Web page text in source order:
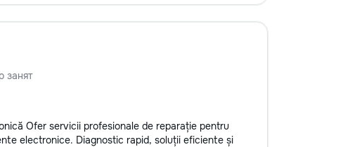
занят
Ofer servicii profesionale de reparație pentru
electronice. Diagnostic rapid, soluții eficiente și